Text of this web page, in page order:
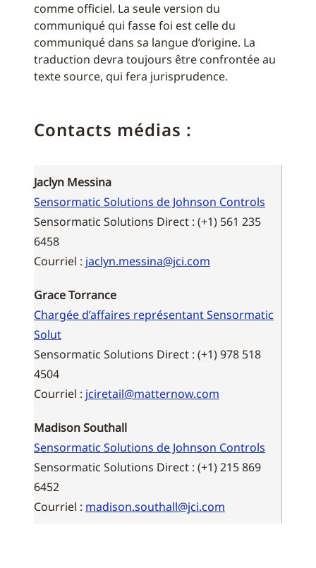
comme officiel. La seule version du
communiqué qui fasse foi est celle du
communiqué dans sa langue d’origine. La
traduction devra toujours être confrontée au
texte source, qui fera jurisprudence.
Contacts médias :
Jaclyn Messina
Sensormatic Solutions de Johnson Controls
Sensormatic Solutions Direct : (+1) 561 235
6458
Courriel : jaclyn.messina@jci.com
Grace Torrance
Chargée d’affaires représentant Sensormatic
Solut
Sensormatic Solutions Direct : (+1) 978 518
4504
Courriel : jciretail@matternow.com
Madison Southall
Sensormatic Solutions de Johnson Controls
Sensormatic Solutions Direct : (+1) 215 869
6452
Courriel : madison.southall@jci.com